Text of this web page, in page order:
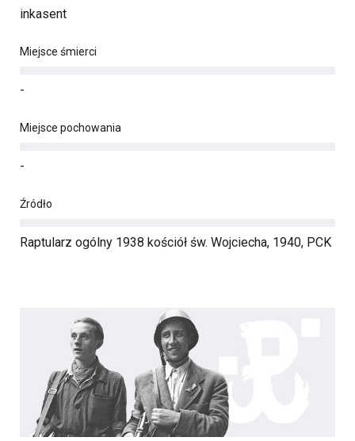
inkasent
Miejsce śmierci
-
Miejsce pochowania
-
Źródło
Raptularz ogólny 1938 kościół św. Wojciecha, 1940, PCK